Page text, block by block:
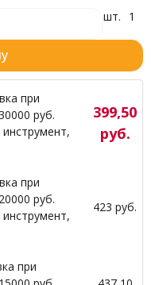
шт. 1
при
руб.
399,50
руб.
при
руб.
423 руб.
при